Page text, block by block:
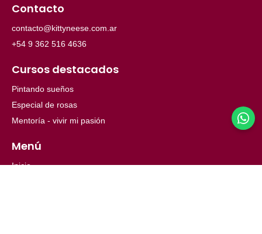
Contacto
contacto@kittyneese.com.ar
+54 9 362 516 4636
Cursos destacados
Pintando sueños
Especial de rosas
Mentoría - vivir mi pasión
Menú
Inicio